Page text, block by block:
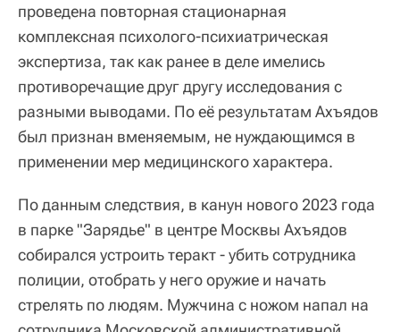
проведена повторная стационарная
комплексная психолого-психиатрическая
экспертиза, так как ранее в деле имелись
противоречащие друг другу исследования с
разными выводами. По её результатам Ахъядов
был признан вменяемым, не нуждающимся в
применении мер медицинского характера.
По данным следствия, в канун нового 2023 года
в парке "Зарядье" в центре Москвы Ахъядов
собирался устроить теракт - убить сотрудника
полиции, отобрать у него оружие и начать
стрелять по людям. Мужчина с ножом напал на